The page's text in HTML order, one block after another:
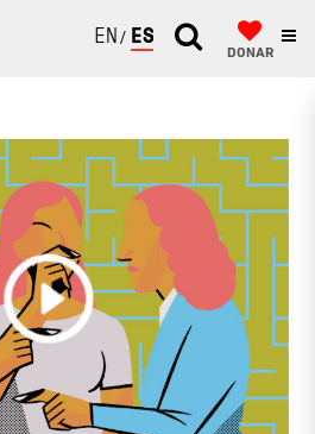
ENGLISH
ESPAÑOL
DONAR